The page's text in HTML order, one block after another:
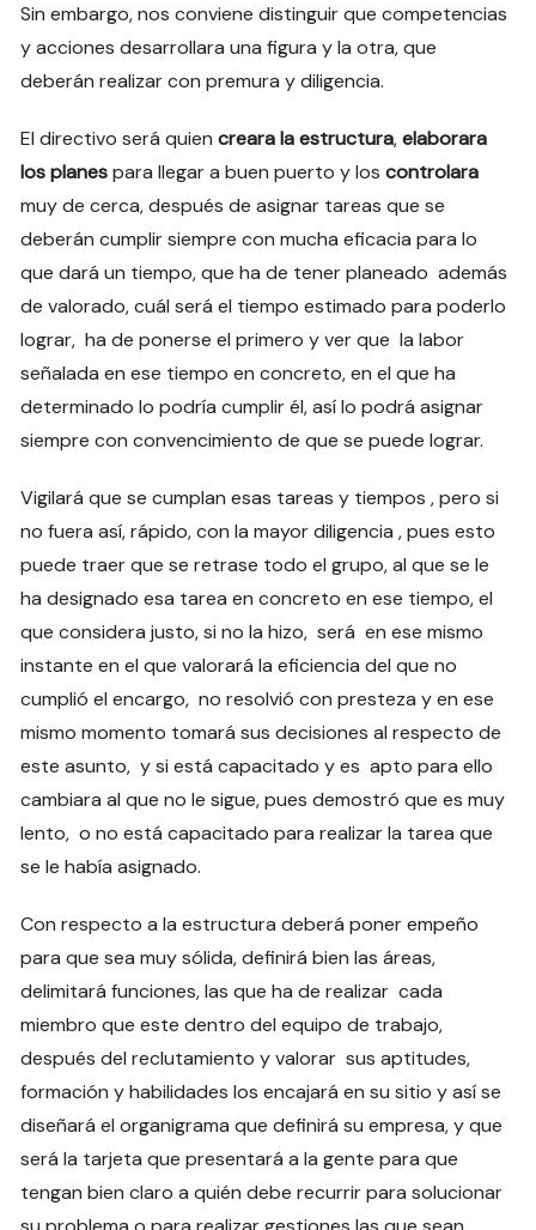
Sin embargo, nos conviene distinguir que competencias
y acciones desarrollara una figura y la otra, que
deberán realizar con premura y diligencia.
El directivo será quiencreara la estructura,elaborara
los planespara llegar a buen puerto y loscontrolara
muy de cerca, después de asignar tareas que se
deberán cumplir siempre con mucha eficacia para lo
que dará un tiempo, que ha de tener planeado además
de valorado, cuál será el tiempo estimado para poderlo
lograr, ha de ponerse el primero y ver que la labor
señalada en ese tiempo en concreto, en el que ha
determinado lo podría cumplir él, así lo podrá asignar
siempre con convencimiento de que se puede lograr.
Vigilará que se cumplan esas tareas y tiempos , pero si
no fuera así, rápido, con la mayor diligencia , pues esto
puede traer que se retrase todo el grupo, al que se le
ha designado esa tarea en concreto en ese tiempo, el
que considera justo, si no la hizo, será en ese mismo
instante en el que valorará la eficiencia del que no
cumplió el encargo, no resolvió con presteza y en ese
mismo momento tomará sus decisiones al respecto de
este asunto, y si está capacitado y es apto para ello
cambiara al que no le sigue, pues demostró que es muy
lento, o no está capacitado para realizar la tarea que
se le había asignado.
Con respecto a la estructura deberá poner empeño
para que sea muy sólida, definirá bien las áreas,
delimitará funciones, las que ha de realizar cada
miembro que este dentro del equipo de trabajo,
después del reclutamiento y valorar sus aptitudes,
formación y habilidades los encajará en su sitio y así se
diseñará el organigrama que definirá su empresa, y que
será la tarjeta que presentará a la gente para que
tengan bien claro a quién debe recurrir para solucionar